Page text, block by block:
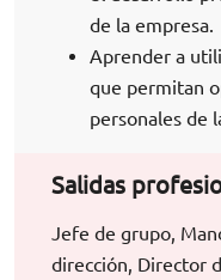
de la empresa.
Aprender a
que permitan
personales de
Salidas
Jefe de grupo,
dirección, Director